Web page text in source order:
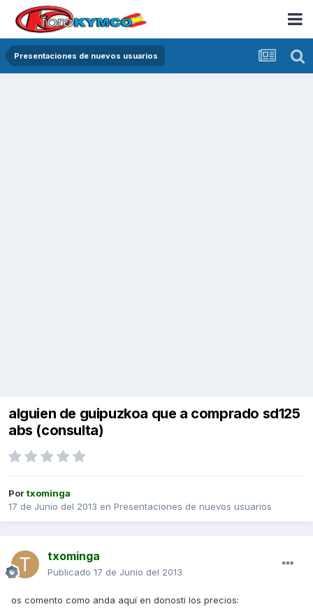
Presentaciones de nuevos usuarios
alguien de guipuzkoa que a comprado sd125
abs (consulta)
Portxominga
17 de Junio del 2013 en Presentaciones de nuevos usuarios
txominga
Publicado 17 de Junio del 2013
os comento como anda aquí en donosti los precios: